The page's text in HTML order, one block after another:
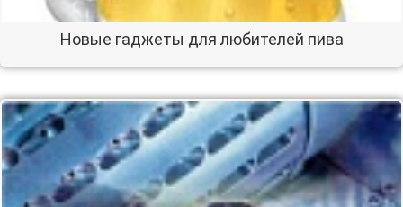
Новые гаджеты для любителей пива